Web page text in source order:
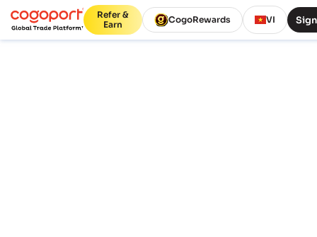
Refer &
Earn
CogoRewards VI